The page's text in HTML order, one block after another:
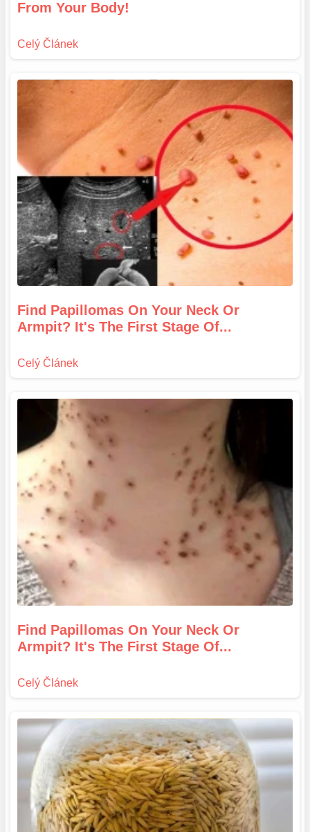
From Your Body!
Find Papillomas On Your Neck Or
Armpit? It's The First Stage Of...
Find Papillomas On Your Neck Or
Armpit? It's The First Stage Of...